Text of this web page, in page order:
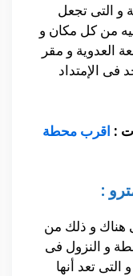
و التى تجعل
من كل مكان و
العدوية و مقر
فى الإمتداد
: اقرب محطة
:
هناك و ذلك من
و النزول فى
تعد أنها